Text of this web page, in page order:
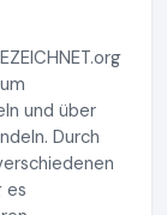
und über
Durch
es